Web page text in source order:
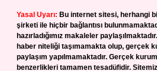
Yasal Uyarı: Bu internet sitesi, herhangi
şirketi ile hiçbir bağlantısı
hazırladığımız makaleler
haber niteliği taşımamakta olup, gerçek
paylaşım yapılmamaktadır. Gerçek
benzerlikleri tamamen tesadüfidir.